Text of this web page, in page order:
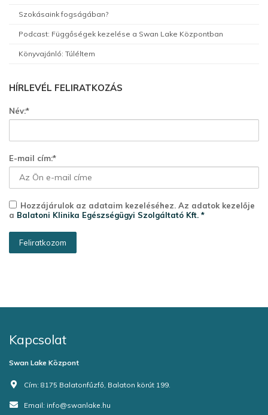
Szokásaink fogságában?
Podcast: Függőségek kezelése a Swan Lake Központban
Könyvajánló: Túléltem
HÍRLEVÉL FELIRATKOZÁS
Név:*
E-mail cím:*
Hozzájárulok az adataim kezeléséhez. Az adatok kezelője
a Balatoni Klinika Egészségügyi Szolgáltató Kft. *
Kapcsolat
Swan Lake Központ
Cím: 8175 Balatonfűzfő, Balaton körút 199.
Email: info@swanlake.hu